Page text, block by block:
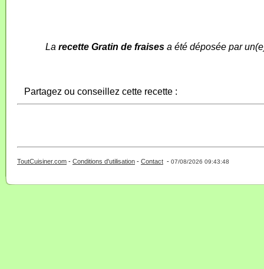
La recette Gratin de fraises a été déposée par
Partagez ou conseillez cette recette :
ToutCuisiner.com - Conditions d'utilisation - Contact - 07/08/2026 09:43:48